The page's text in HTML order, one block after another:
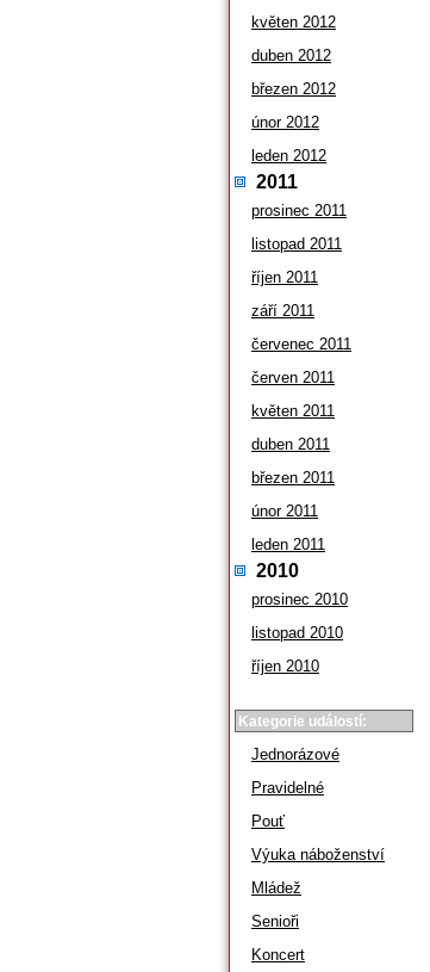
květen 2012
duben 2012
březen 2012
únor 2012
leden 2012
2011
prosinec 2011
listopad 2011
říjen 2011
září 2011
červenec 2011
červen 2011
květen 2011
duben 2011
březen 2011
únor 2011
leden 2011
2010
prosinec 2010
listopad 2010
říjen 2010
Kategorie událostí:
Jednorázové
Pravidelné
Pouť
Výuka náboženství
Mládež
Senioři
Koncert